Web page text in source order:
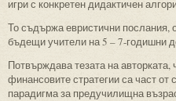
игри с конкретен дидактичен
То съдържа евристични послания,
бъдещи учители на 5 – 7-годишни
Потвърждава тезата на
финансовите стратегии са част
парадигма за предучилищна